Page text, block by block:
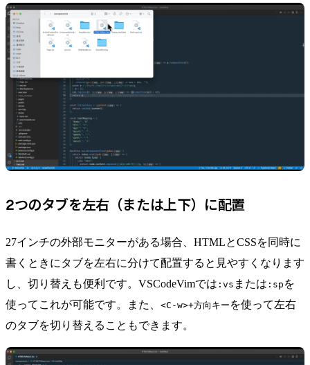
2つのタブを左右（または上下）に配置
27インチの外部モニターがある場合、HTMLとCSSを同時に
書くときにタブを左右に分けて配置すると見やすくなります
し、切り替えも便利です。VSCodeVimでは :vs または :sp を
使ってこれが可能です。また、 <C-w>+方向キー を使って左右
のタブを切り替えることもできます。